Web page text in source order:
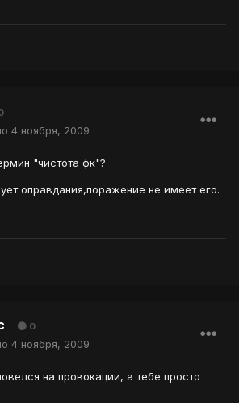
4 ноября, 2009
"чистота фк"?
оправдания,поражение не имеет его.
0
4 ноября, 2009
на провокации, а тебе просто